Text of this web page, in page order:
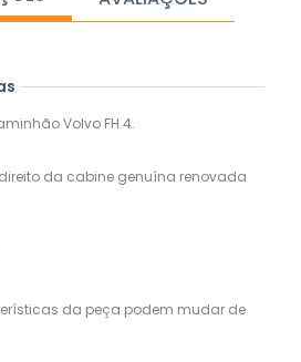
Volvo FH 4.
da cabine genuína renovada
da peça podem mudar de